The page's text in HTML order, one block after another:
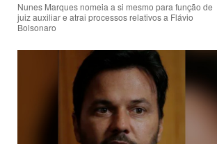
Nunes Marques nomeia a si mesmo para função de
juiz auxiliar e atrai processos relativos a Flávio
Bolsonaro